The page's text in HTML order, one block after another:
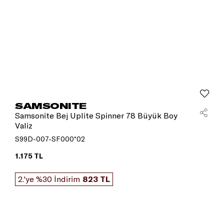
SAMSONITE
Samsonite Bej Uplite Spinner 78 Büyük Boy
Valiz
S99D-007-SF000*02
1.175 TL
2.'ye %30 İndirim 823 TL